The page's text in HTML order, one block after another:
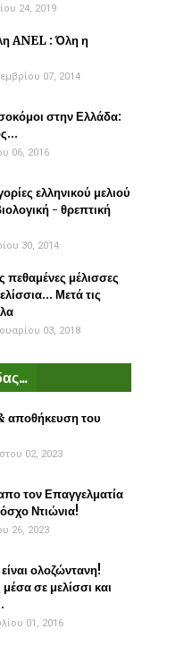
24, 2019
ANEL : Όλη η
07, 2014
στην Ελλάδα:
06, 2016
ελληνικού μελιού
- θρεπτική
30, 2014
πεθαμένες μέλισσες
Μετά τις
03, 2018
αποθήκευση του
02, 2023
τον Επαγγελματία
Ντιώνια!
26, 2023
ολοζώντανη!
σε μελίσσι και
01, 2016